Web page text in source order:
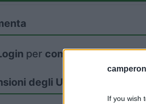
If you wish
per commentare.
degli Utenti